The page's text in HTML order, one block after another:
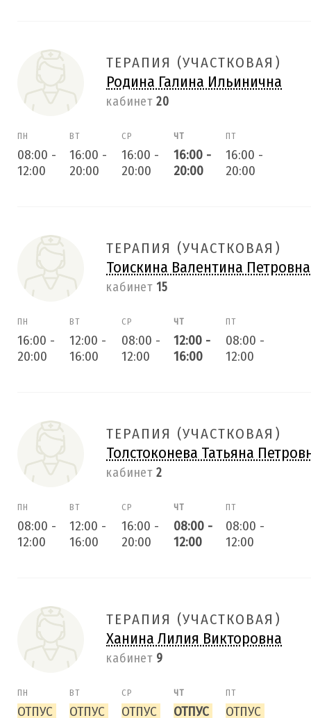
ТЕРАПИЯ (УЧАСТКОВАЯ)
Родина Галина Ильинична
кабинет 20
ПН
08:00 -
12:00
ВТ
16:00 -
20:00
СР
16:00 -
20:00
ЧТ
16:00 -
20:00
ПТ
16:00 -
20:00
ТЕРАПИЯ (УЧАСТКОВАЯ)
Тоискина Валентина Петровна
кабинет 15
ПН
16:00 -
20:00
ВТ
12:00 -
16:00
СР
08:00 -
12:00
ЧТ
12:00 -
16:00
ПТ
08:00 -
12:00
ТЕРАПИЯ (УЧАСТКОВАЯ)
Толстоконева Татьяна
кабинет 2
ПН
08:00 -
12:00
ВТ
12:00 -
16:00
СР
16:00 -
20:00
ЧТ
08:00 -
12:00
ПТ
08:00 -
12:00
ТЕРАПИЯ (УЧАСТКОВАЯ)
Ханина Лилия Викторовна
кабинет 9
ПН
ОТПУС
ВТ
ОТПУС
СР
ОТПУС
ЧТ
ОТПУС
ПТ
ОТПУС